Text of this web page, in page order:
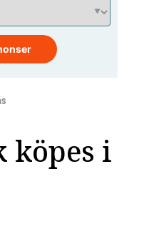
i